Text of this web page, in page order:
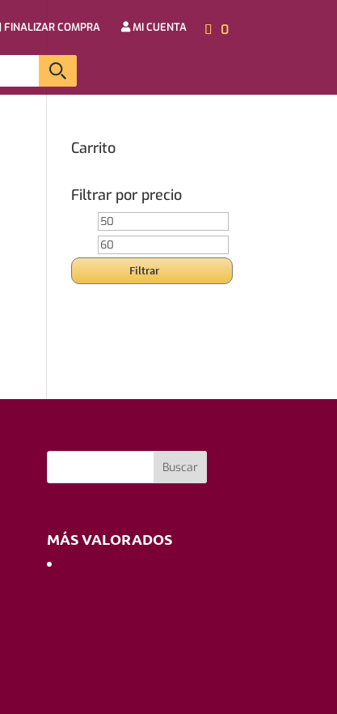
FINALIZAR COMPRA MI CUENTA 0
Carrito
Filtrar por precio
Precio
mínimo
Filtrar
MÁS VALORADOS